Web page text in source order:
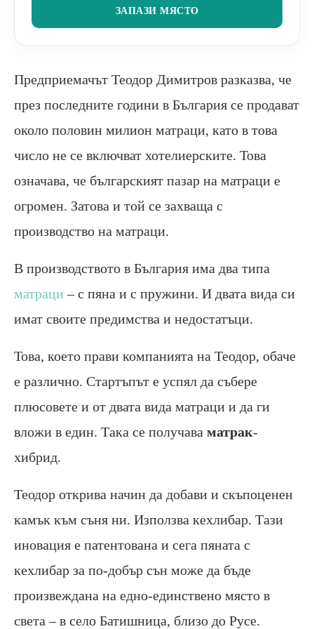
ЗАПАЗИ МЯСТО
Предприемачът Теодор Димитров разказва, че
през последните години в България се продават
около половин милион матраци, като в това
число не се включват хотелиерските. Това
означава, че българският пазар на матраци е
огромен. Затова и той се захваща с
производство на матраци.
В производството в България има два типа
матраци – с пяна и с пружини. И двата вида си
имат своите предимства и недостатъци.
Това, което прави компанията на Теодор, обаче
е различно. Стартъпът е успял да събере
плюсовете и от двата вида матраци и да ги
вложи в един. Така се получава матрак-
хибрид.
Теодор открива начин да добави и скъпоценен
камък към съня ни. Използва кехлибар. Тази
иновация е патентована и сега пяната с
кехлибар за по-добър сън може да бъде
произвеждана на едно-единствено място в
света – в село Батишница, близо до Русе.